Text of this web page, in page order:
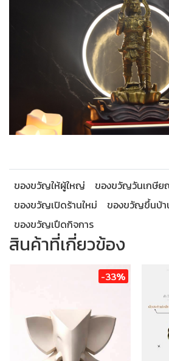
ของขวัญให้ผู้ใหญ่
ของขวัญวันเกษี
ของขวัญเปิดร้านใหม่
ของขวัญขึ้นบ้า
ของขวัญเปืดกิจการ
สินค้าที่เกี่ยวข้อง
-33%